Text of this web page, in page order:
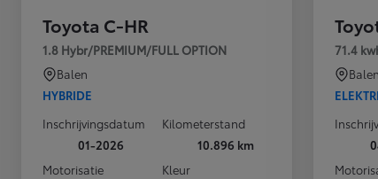
Toyota C-HR
1.8 Hybr/PREMIUM/FULL OPTION
Balen
HYBRIDE
Inschrijvingsdatum
01-2026
Kilometerstand
10.896 km
Motorisatie
Kleur
71.4
Balen